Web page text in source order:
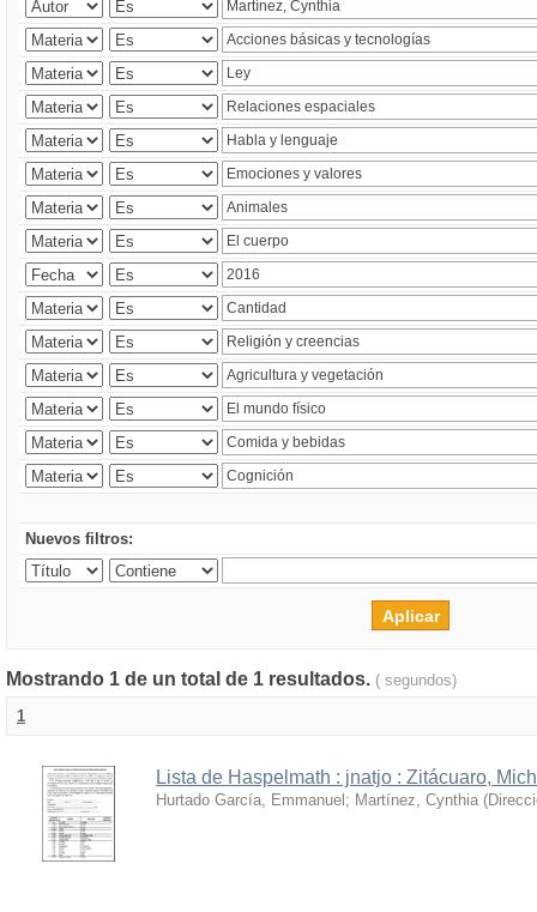
Nuevos filtros:
Mostrando 1 de un total de 1 resultados. ( segundos)
1
Lista de Haspelmath : jnatjo : Zitácuaro,
Hurtado García, Emmanuel ; Martínez, Cynthia (